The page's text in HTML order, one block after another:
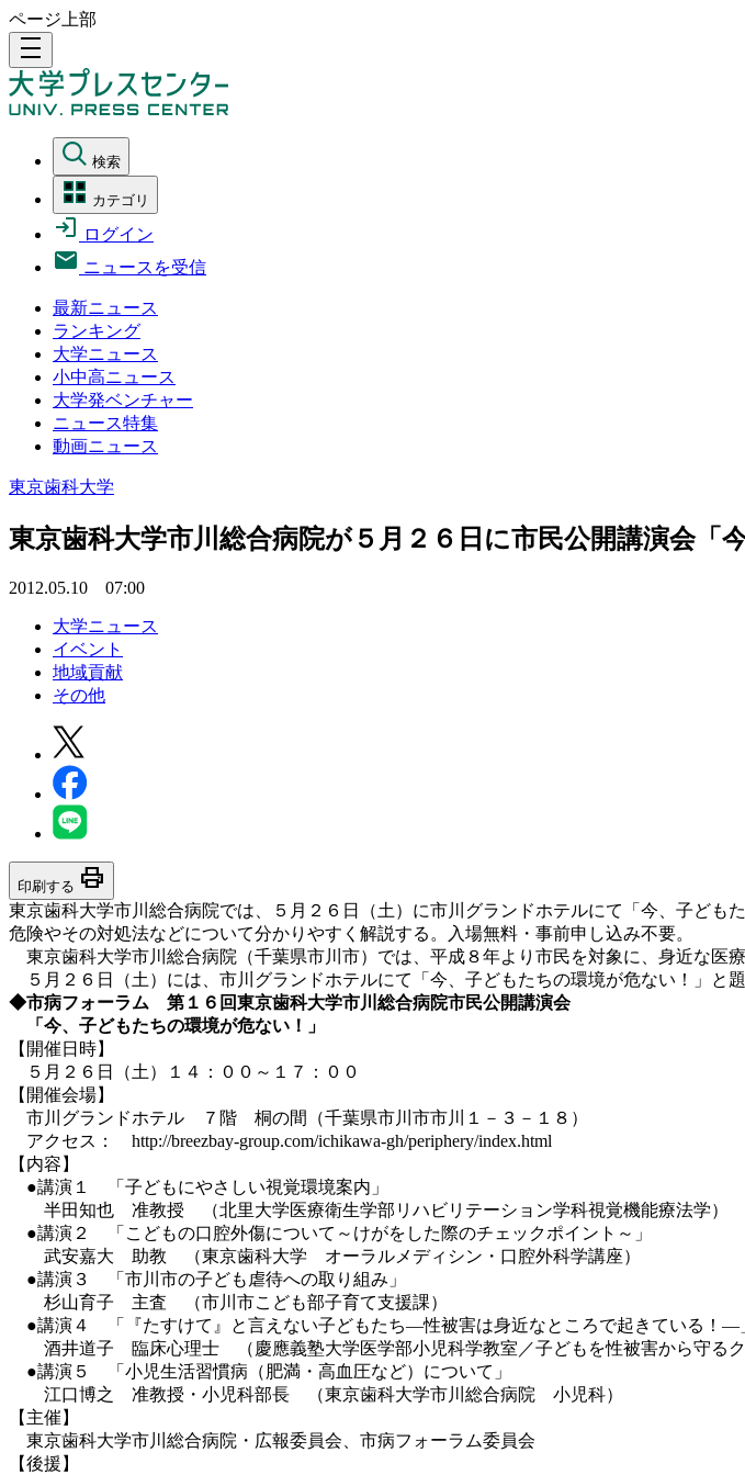
ページ上部
density_medium
検索
カテゴリ
ログイン
ニュースを受信
最新ニュース
ランキング
大学ニュース
小中高ニュース
大学発ベンチャー
ニュース特集
動画ニュース
東京歯科大学
東京歯科大学市川総合病院が５月２６日に市民公開講演会「
2012.05.10 07:00
大学ニュース
イベント
地域貢献
その他
印刷する print
東京歯科大学市川総合病院では、５月２６日（土）に市川グランドホテルにて「今、子ど
危険やその対処法などについて分かりやすく解説する。入場無料・事前申し込み不要。
東京歯科大学市川総合病院（千葉県市川市）では、平成８年より市民を対象に、身近な医
５月２６日（土）には、市川グランドホテルにて「今、子どもたちの環境が危ない！」と
◆市病フォーラム 第１６回東京歯科大学市川総合病院市民公開講演会
「今、子どもたちの環境が危ない！」
【開催日時】
５月２６日（土）１４：００～１７：００
【開催会場】
市川グランドホテル ７階 桐の間（千葉県市川市市川１－３－１８）
アクセス： http://breezbay-group.com/ichikawa-gh/periphery/index.html
【内容】
●講演１ 「子どもにやさしい視覚環境案内」
半田知也 准教授 （北里大学医療衛生学部リハビリテーション学科視覚機能療法学）
●講演２ 「こどもの口腔外傷について～けがをした際のチェックポイント～」
武安嘉大 助教 （東京歯科大学 オーラルメディシン・口腔外科学講座）
●講演３ 「市川市の子ども虐待への取り組み」
杉山育子 主査 （市川市こども部子育て支援課）
●講演４ 「『たすけて』と言えない子どもたち―性被害は身近なところで起きている！―
酒井道子 臨床心理士 （慶應義塾大学医学部小児科学教室／子どもを性被害から守るク
●講演５ 「小児生活習慣病（肥満・高血圧など）について」
江口博之 准教授・小児科部長 （東京歯科大学市川総合病院 小児科）
【主催】
東京歯科大学市川総合病院・広報委員会、市病フォーラム委員会
【後援】